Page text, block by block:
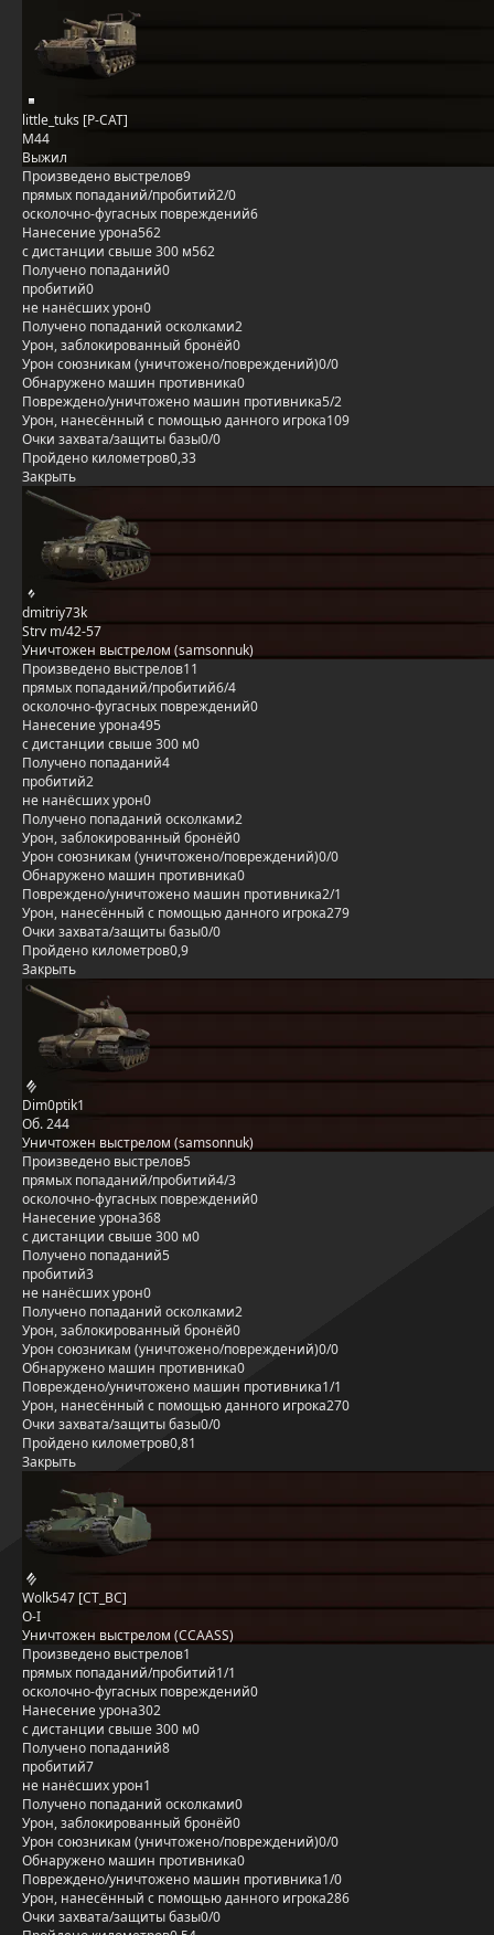
little_tuks [P-CAT]
M44
Выжил
Произведено выстрелов9
прямых попаданий/пробитий2/0
осколочно-фугасных повреждений6
Нанесение урона562
с дистанции свыше 300 м562
Получено попаданий0
пробитий0
не нанёсших урон0
Получено попаданий осколками2
Урон, заблокированный бронёй0
Урон союзникам (уничтожено/повреждений)0/0
Обнаружено машин противника0
Повреждено/уничтожено машин противника5/2
Урон, нанесённый с помощью данного игрока109
Очки захвата/защиты базы0/0
Пройдено километров0,33
Закрыть
dmitriy73k
Strv m/42-57
Уничтожен выстрелом (samsonnuk)
Произведено выстрелов11
прямых попаданий/пробитий6/4
осколочно-фугасных повреждений0
Нанесение урона495
с дистанции свыше 300 м0
Получено попаданий4
пробитий2
не нанёсших урон0
Получено попаданий осколками2
Урон, заблокированный бронёй0
Урон союзникам (уничтожено/повреждений)0/0
Обнаружено машин противника0
Повреждено/уничтожено машин противника2/1
Урон, нанесённый с помощью данного игрока279
Очки захвата/защиты базы0/0
Пройдено километров0,9
Закрыть
Dim0ptik1
Об. 244
Уничтожен выстрелом (samsonnuk)
Произведено выстрелов5
прямых попаданий/пробитий4/3
осколочно-фугасных повреждений0
Нанесение урона368
с дистанции свыше 300 м0
Получено попаданий5
пробитий3
не нанёсших урон0
Получено попаданий осколками2
Урон, заблокированный бронёй0
Урон союзникам (уничтожено/повреждений)0/0
Обнаружено машин противника0
Повреждено/уничтожено машин противника1/1
Урон, нанесённый с помощью данного игрока270
Очки захвата/защиты базы0/0
Пройдено километров0,81
Закрыть
Wolk547 [CT_BC]
O-I
Уничтожен выстрелом (CCAASS)
Произведено выстрелов1
прямых попаданий/пробитий1/1
осколочно-фугасных повреждений0
Нанесение урона302
с дистанции свыше 300 м0
Получено попаданий8
пробитий7
не нанёсших урон1
Получено попаданий осколками0
Урон, заблокированный бронёй0
Урон союзникам (уничтожено/повреждений)0/0
Обнаружено машин противника0
Повреждено/уничтожено машин противника1/0
Урон, нанесённый с помощью данного игрока286
Очки захвата/защиты базы0/0